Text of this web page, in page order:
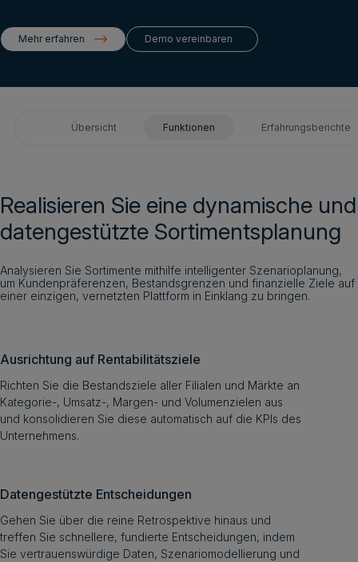
Demo vereinbaren
Mehr erfahren Demo vereinbaren
Übersicht Funktionen Erfahrungsberichte
Realisieren Sie eine dynamische und
datengestützte Sortimentsplanung
Analysieren Sie Sortimente mithilfe intelligenter Szenarioplanung,
um Kundenpräferenzen, Bestandsgrenzen und finanzielle Ziele auf
einer einzigen, vernetzten Plattform in Einklang zu bringen.
Ausrichtung auf Rentabilitätsziele
Richten Sie die Bestandsziele aller Filialen und Märkte an
Kategorie-, Umsatz-, Margen- und Volumenzielen aus
und konsolidieren Sie diese automatisch auf die KPIs des
Unternehmens.
Datengestützte Entscheidungen
Gehen Sie über die reine Retrospektive hinaus und
treffen Sie schnellere, fundierte Entscheidungen, indem
Sie vertrauenswürdige Daten, Szenariomodellierung und